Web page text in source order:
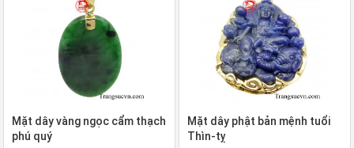
Mặt dây vàng ngọc cẩm thạch
phú quý
Mặt dây phật bản mệnh tuổi
Thìn-tỵ